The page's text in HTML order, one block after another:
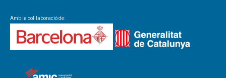
Amb la col·laboració de: